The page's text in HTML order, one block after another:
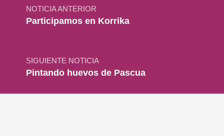
NOTICIA ANTERIOR
Participamos en Korrika
SIGUIENTE NOTICIA
Pintando huevos de Pascua